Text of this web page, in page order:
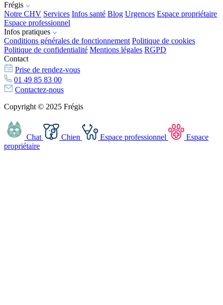
Frégis
Notre CHV Services Infos santé Blog Urgences Espace propriétaire
Espace professionnel
Infos pratiques
Conditions générales de fonctionnement Politique de cookies
Politique de confidentialité Mentions légales RGPD
Contact
Prise de rendez-vous
01 49 85 83 00
Contactez-nous
Copyright © 2025 Frégis
Chat Chien Espace professionnel
Espace
propriétaire